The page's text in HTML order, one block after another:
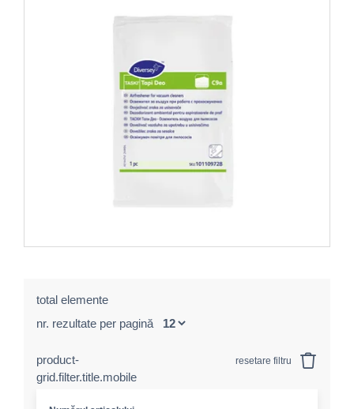
total elemente
nr. rezultate per pagină
product-
grid.filter.title.mobile
resetare filtru